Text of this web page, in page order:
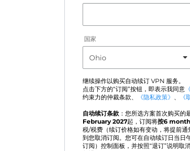
国家
继续操作以购买自动续订 VPN 服务。
点击下方的“订阅”按钮，即表示我同意
约束力的仲裁条款、
《隐私政策》 、 《
自动续订条款 ：您所选方案首次购买的
February 2027起，订阅将按6
税/税费（续订价格如有变动，将提前
到您取消订阅。您可在自动续订日当
订阅）控制面板，并按照“退订”说明取